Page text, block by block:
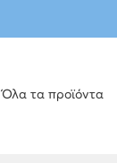
Όλα τα προϊόντα